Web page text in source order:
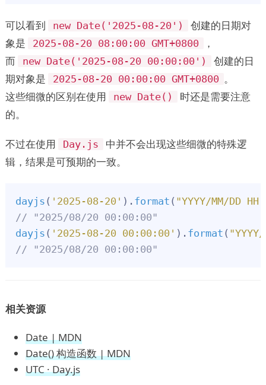
可以看到 new Date('2025-08-20')
创建的日期对
象是
2025-08-20 08:00:00 GMT+0800
，
而
new Date('2025-08-20 00:00:00')
创建的日
期对象是
2025-08-20 00:00:00 GMT+0800 。
这些细微的区别在使用
new Date()
时还是需要注意
的。
不过在使用 Day.js
中并不会出现这些细微的特殊逻
辑，结果是可预期的一致。
dayjs ( '2025-08-20' ). format ( "YYYY/MM/DD
// "2025/08/20 00:00:00"
dayjs ( '2025-08-20 00:00:00' ). format (
// "2025/08/20 00:00:00"
相关资源
Date | MDN
Date() 构造函数 | MDN
UTC · Day.js